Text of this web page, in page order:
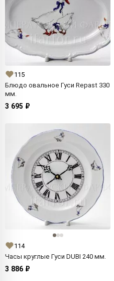
115
Блюдо овальное Гуси Repast 330
мм.
3 695 ₽
114
Часы круглые Гуси DUBI 240 мм.
3 886 ₽